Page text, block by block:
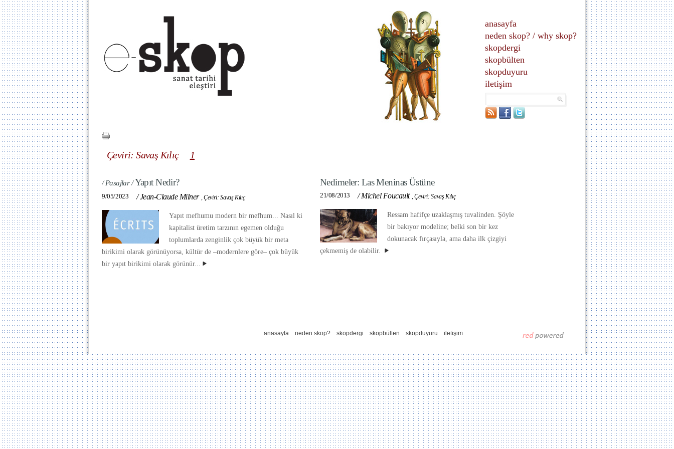
anasayfa
neden skop? / why skop?
skopdergi
skopbülten
skopduyuru
iletişim
Çeviri: Savaş Kılıç 1
/ Pasajlar /Yapıt Nedir?
9/05/2023 /Jean-Claude Milner ,Çeviri: Savaş Kılıç
Yapıt mefhumu modern bir mefhum... Nasıl ki
kapitalist üretim tarzının egemen olduğu
toplumlarda zenginlik çok büyük bir meta
birikimi olarak görünüyorsa, kültür de –modernlere göre– çok büyük
bir yapıt birikimi olarak görünür...
Nedimeler: Las Meninas Üstüne
21/08/2013 /Michel Foucault ,Çeviri: Savaş Kılıç
Ressam hafifçe uzaklaşmış tuvalinden. Şöyle
bir bakıyor modeline; belki son bir kez
dokunacak fırçasıyla, ama daha ilk çizgiyi
çekmemiş de olabilir.
anasayfa neden skop? skopdergi skopbülten skopduyuru iletişim